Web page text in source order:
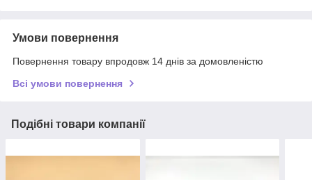
Умови повернення
Повернення товару впродовж 14 днів за домовленістю
Всі умови повернення
Подібні товари компанії